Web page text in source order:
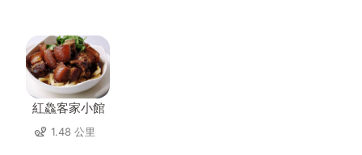
紅鱻客家小館
1.48 公里